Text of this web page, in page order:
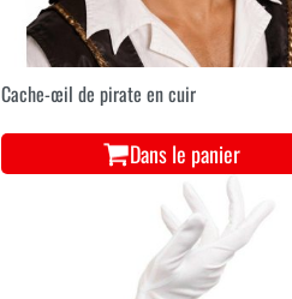
Cache-œil de pirate en cuir
Dans le panier